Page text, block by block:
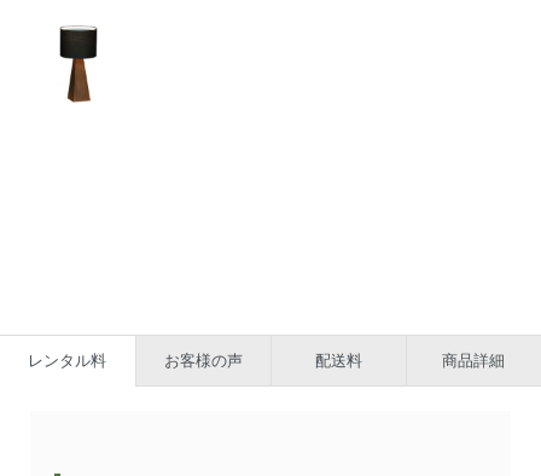
レンタル料 お客様の声 配送料 商品詳細